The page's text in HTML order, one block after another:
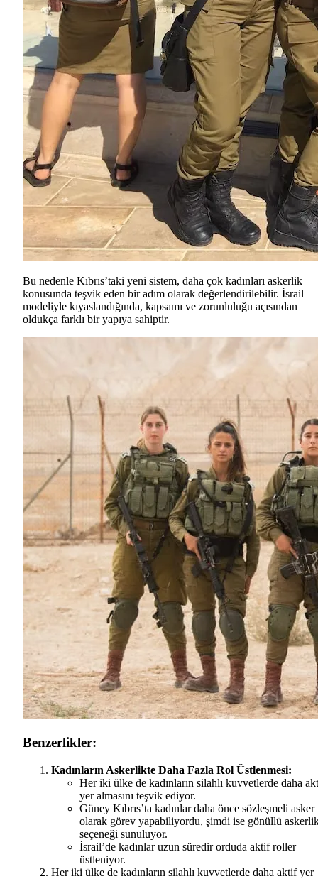
Bu nedenle Kıbrıs’taki yeni sistem, daha çok kadınları askerlik
konusunda teşvik eden bir adım olarak değerlendirilebilir. İsrail
modeliyle kıyaslandığında, kapsamı ve zorunluluğu açısından
oldukça farklı bir yapıya sahiptir.
Benzerlikler:
Kadınların Askerlikte Daha Fazla Rol Üstlenmesi:
Her iki ülke de kadınların silahlı kuvvetlerde daha
yer almasını teşvik ediyor.
Güney Kıbrıs’ta kadınlar daha önce sözleşmeli asker
olarak görev yapabiliyordu, şimdi ise gönüllü
seçeneği sunuluyor.
İsrail’de kadınlar uzun süredir orduda aktif roller
üstleniyor.
Her iki ülke de kadınların silahlı kuvvetlerde daha aktif yer